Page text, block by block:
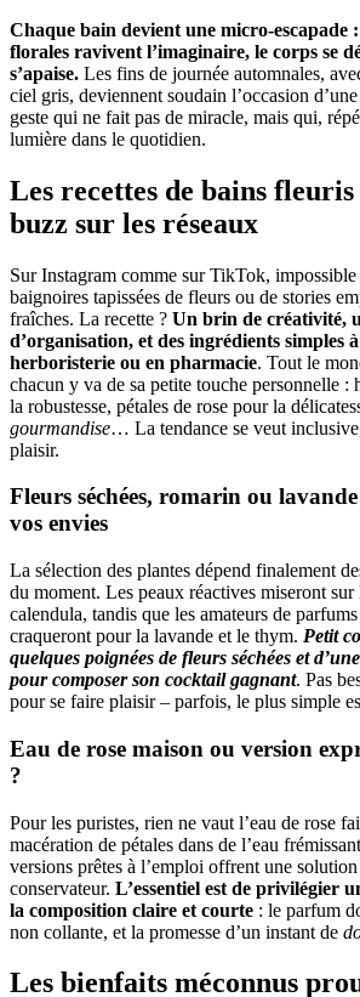
Chaque bain devient une micro-escapade
florales ravivent l’imaginaire, le corps se
s’apaise. Les fins de journée automnales,
ciel gris, deviennent soudain l’occasion
geste qui ne fait pas de miracle, mais qui,
lumière dans le quotidien.
Les recettes de bains
buzz sur les réseaux
Sur Instagram comme sur TikTok, impossible
baignoires tapissées de fleurs ou de stories
fraîches. La recette ? Un brin de créativité,
d’organisation, et des ingrédients simples
herboristerie ou en pharmacie. Tout le
chacun y va de sa petite touche personnelle :
la robustesse, pétales de rose pour la
gourmandise… La tendance se veut
plaisir.
Fleurs séchées, romarin ou
vos envies
La sélection des plantes dépend finalement
du moment. Les peaux réactives miseront
calendula, tandis que les amateurs de
craqueront pour la lavande et le thym. Petit
quelques poignées de fleurs séchées et
pour composer son cocktail gagnant. Pas
pour se faire plaisir – parfois, le plus simple
Eau de rose maison ou version
?
Pour les puristes, rien ne vaut l’eau de rose
macération de pétales dans de l’eau
versions prêtes à l’emploi offrent une
conservateur. L’essentiel est de privilégier
la composition claire et courte : le parfum
non collante, et la promesse d’un instant de
Les bienfaits méconnus